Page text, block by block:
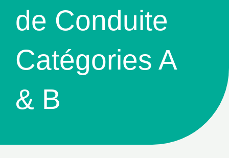
de Conduite
Catégories A
& B